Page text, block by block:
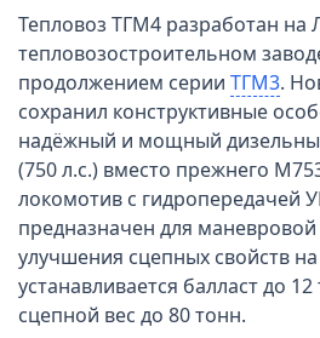
Тепловоз ТГМ4 разработан на
тепловозостроительном
продолжением серии ТГМ3.
сохранил конструктивные
надёжный и мощный
(750 л.с.) вместо прежнего
локомотив с гидропередачей
предназначен для
улучшения сцепных свойств
устанавливается балласт до
сцепной вес до 80 тонн.